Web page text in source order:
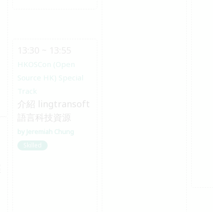
HKOSCon (Open
Source HK) Special
Track
介紹 lingtransoft
語言科技資源
Jeremiah Chung
Skilled